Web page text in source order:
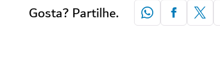
Gosta? Partilhe.